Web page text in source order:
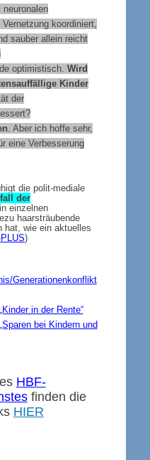
neuronalen
koordiniert,
sauber allein reicht
optimistisch. Wird
Kinder
der
. Aber ich hoffe sehr,
eine Verbesserung
die polit-mediale
der
einzelnen
haarsträubende
hat, wie ein aktuelles
)
Generationenkonflikt
in der Rente“
bei Kindern und
HBF-
finden die
HIER